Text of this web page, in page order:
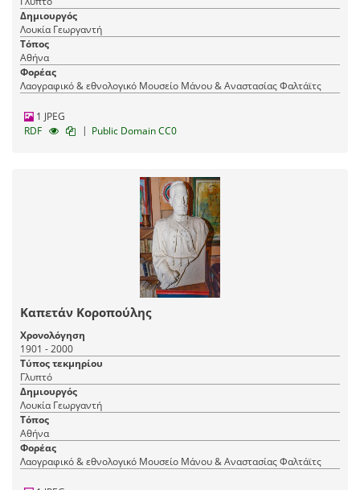
Δημιουργός
Λουκία Γεωργαντή
Τόπος
Αθήνα
Φορέας
Λαογραφικό & εθνολογικό Μουσείο Μάνου & Αναστασίας Φαλτάϊτς
1 JPEG
RDF
| Public Domain CC0
Καπετάν Κοροπούλης
Χρονολόγηση
1901 - 2000
Τύπος τεκμηρίου
Γλυπτό
Δημιουργός
Λουκία Γεωργαντή
Τόπος
Αθήνα
Φορέας
Λαογραφικό & εθνολογικό Μουσείο Μάνου & Αναστασίας Φαλτάϊτς